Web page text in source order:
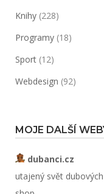
Knihy (228)
Programy (18)
Sport (12)
Webdesign (92)
MOJE DALŠÍ
dubanci.cz
utajený svět